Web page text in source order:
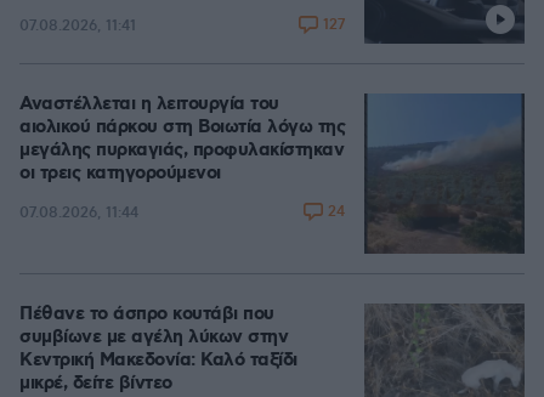
07.08.2026, 11:41 127
Αναστέλλεται η λειτουργία του
αιολικού πάρκου στη Βοιωτία λόγω της
μεγάλης πυρκαγιάς, προφυλακίστηκαν
οι τρεις κατηγορούμενοι
07.08.2026, 11:44 24
Πέθανε το άσπρο κουτάβι που
συμβίωνε με αγέλη λύκων στην
Κεντρική Μακεδονία: Καλό ταξίδι
μικρέ, δείτε βίντεο